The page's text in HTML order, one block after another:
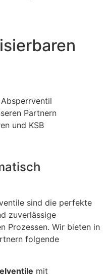
sind die perfekte
zuverlässige
Prozessen. Wir bieten in
folgende
mit